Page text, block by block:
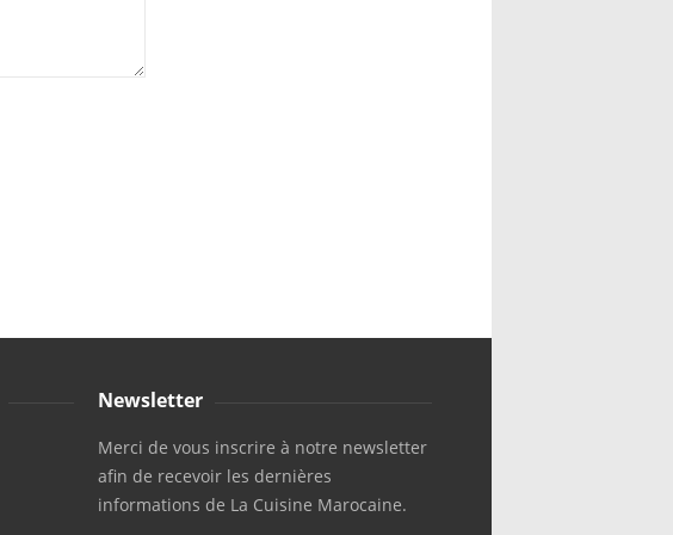
Newsletter
Merci de vous inscrire à notre newsletter
afin de recevoir les dernières
informations de La Cuisine Marocaine.